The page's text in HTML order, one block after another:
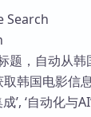
Search
题，自动从
韩国电影信息
‘自动化与